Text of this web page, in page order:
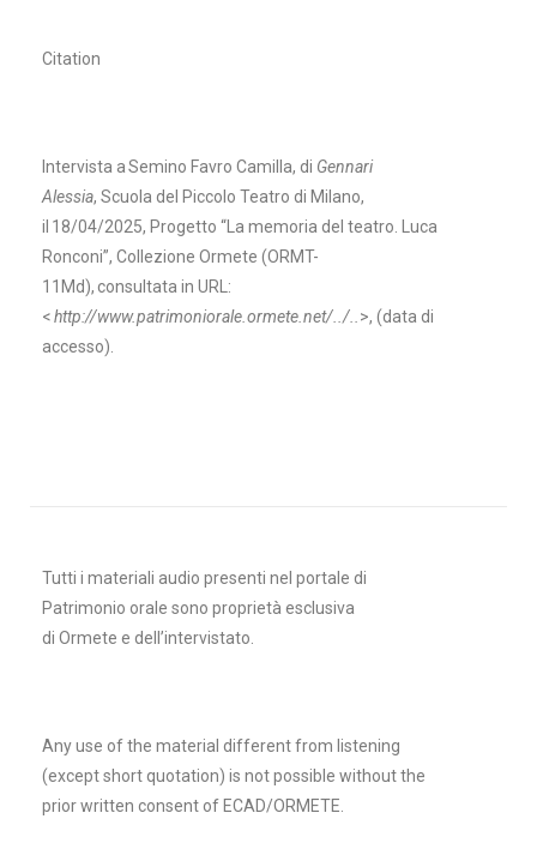
Citation
Intervista a Semino Favro Camilla, di Gennari
Alessia, Scuola del Piccolo Teatro di Milano,
il 18/04/2025, Progetto “La memoria del teatro. Luca
Ronconi”, Collezione Ormete (ORMT-
11Md), consultata in URL:
<http://www.patrimoniorale.ormete.net/../..>, (data di
accesso).
Tutti i materiali audio presenti nel portale di
Patrimonio orale sono proprietà esclusiva
di Ormete e dell’intervistato.
Any use of the material different from listening
(except short quotation) is not possible without the
prior written consent of ECAD/ORMETE.